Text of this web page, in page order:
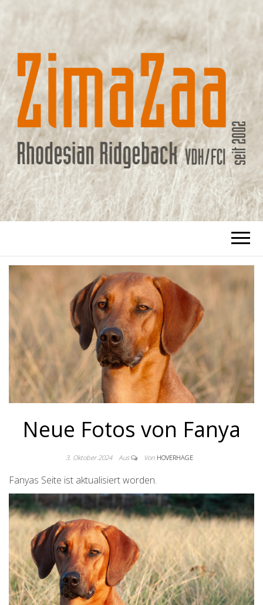
Neue Fotos von Fanya
3. Oktober 2024 Aus Von HOVERHAGE
Fanyas Seite ist aktualisiert worden.